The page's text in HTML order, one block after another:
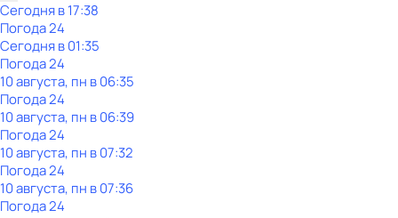
Сегодня в 17:38
Погода 24
Сегодня в 01:35
Погода 24
10 августа, пн в 06:35
Погода 24
10 августа, пн в 06:39
Погода 24
10 августа, пн в 07:32
Погода 24
10 августа, пн в 07:36
Погода 24